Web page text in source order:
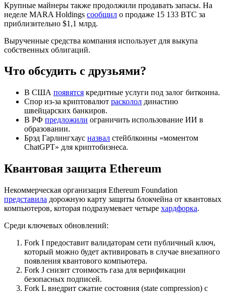
Крупные майнеры также продолжили продавать запасы. На
неделе MARA Holdings сообщил о продаже 15 133 BTC за
приблизительно $1,1 млрд.
Вырученные средства компания использует для выкупа
собственных облигаций.
Что обсудить с друзьями?
В США появятся кредитные услуги под залог биткоина.
Спор из-за криптовалют расколол династию
швейцарских банкиров.
В РФ предложили ограничить использование ИИ в
образовании.
Брэд Гарлингхаус назвал стейблкоины «моментом
ChatGPT» для криптобизнеса.
Квантовая защита Ethereum
Некоммерческая организация Ethereum Foundation
представила дорожную карту защиты блокчейна от квантовых
компьютеров, которая подразумевает четыре хардфорка.
Среди ключевых обновлений:
Fork I предоставит валидаторам сети публичный ключ,
который можно будет активировать в случае внезапного
появления квантового компьютера.
Fork J снизит стоимость газа для верификации
безопасных подписей.
Fork L внедрит сжатие состояния (state compression) с